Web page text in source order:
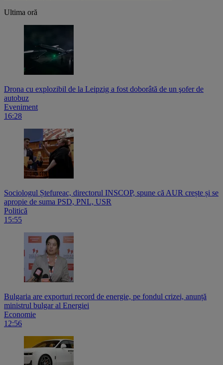
Ultima oră
Drona cu explozibil de la Leipzig a fost doborâtă de un şofer de
autobuz
Eveniment
16:28
Sociologul Ștefureac, directorul INSCOP, spune că AUR crește și se
apropie de suma PSD, PNL, USR
Politică
15:55
Bulgaria are exporturi record de energie, pe fondul crizei, anunță
ministrul bulgar al Energiei
Economie
12:56